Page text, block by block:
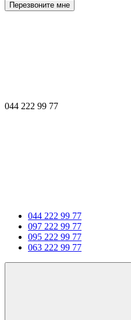
Перезвоните мне
044 222 99 77
044 222 99 77
097 222 99 77
095 222 99 77
063 222 99 77